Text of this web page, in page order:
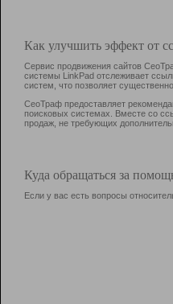
Как улучшить эффект от
Сервис продвижения сайтов
системы LinkPad отслеживает
систем, что позволяет
СеоТраф предоставляет
поисковых системах. Вместе со
продаж, не требующих
Куда обращаться за
Если у вас есть вопросы